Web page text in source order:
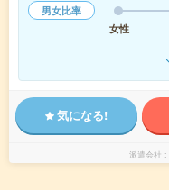
男女比率
女性
気になる!
派遣会社